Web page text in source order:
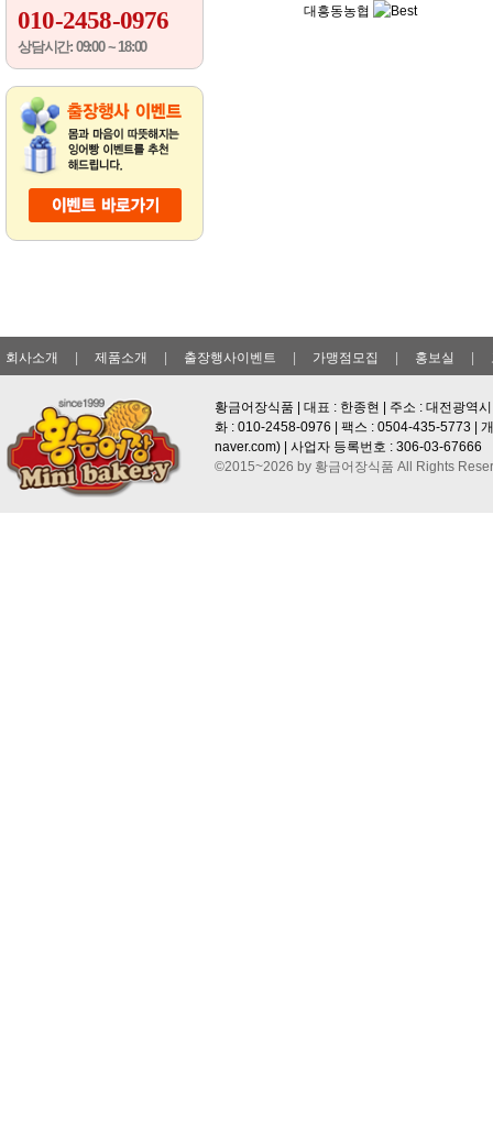
010-2458-0976
상담시간: 09:00 ~ 18:00
대흥동농협
회사소개 제품소개 출장행사이벤트 가맹점모집 홍보실
황금어장식품 | 대표 : 한종현 | 주소 : 대전광역
화 : 010-2458-0976 | 팩스 : 0504-435-5773 |
naver.com) | 사업자 등록번호 : 306-03-67666
©2015~2026 by 황금어장식품 All Rights